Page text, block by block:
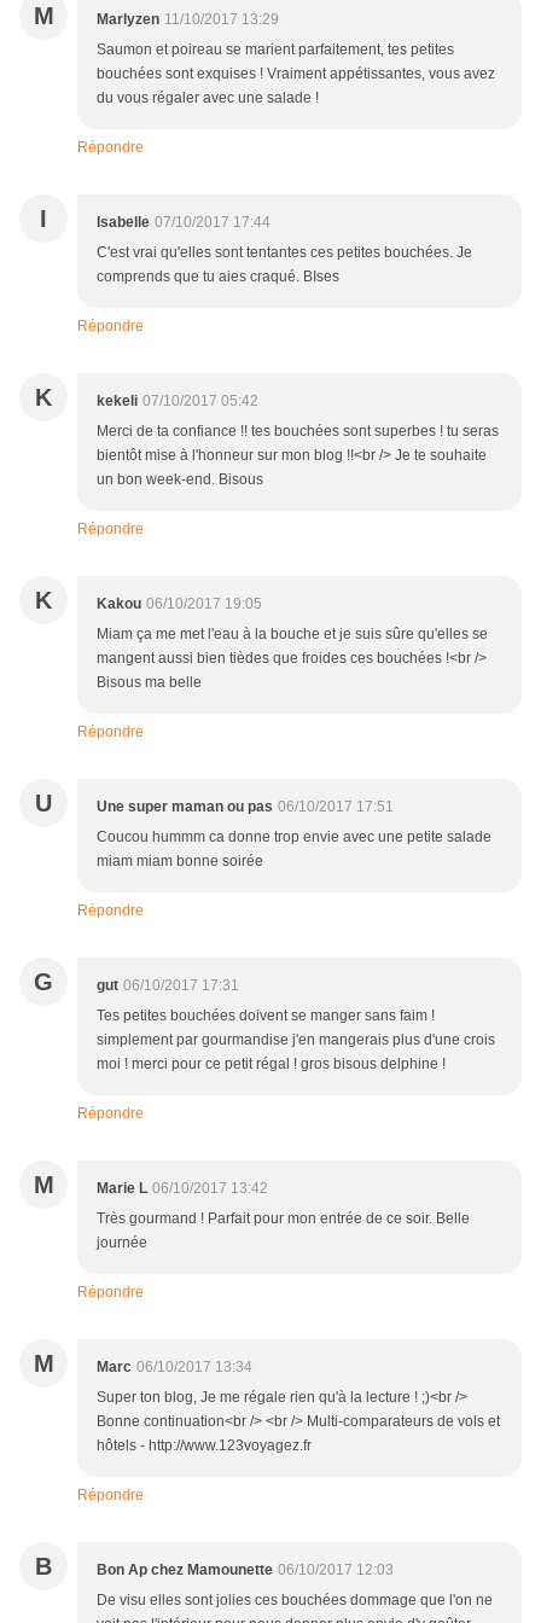
M Marlyzen 11/10/2017 13:29
Saumon et poireau se marient parfaitement, tes petites
bouchées sont exquises ! Vraiment appétissantes, vous avez
du vous régaler avec une salade !
Répondre
I Isabelle 07/10/2017 17:44
C'est vrai qu'elles sont tentantes ces petites bouchées. Je
comprends que tu aies craqué. BIses
Répondre
K kekeli 07/10/2017 05:42
Merci de ta confiance !! tes bouchées sont superbes ! tu seras
bientôt mise à l'honneur sur mon blog !!<br /> Je te souhaite
un bon week-end. Bisous
Répondre
K Kakou 06/10/2017 19:05
Miam ça me met l'eau à la bouche et je suis sûre qu'elles se
mangent aussi bien tièdes que froides ces bouchées !<br />
Bisous ma belle
Répondre
U Une super maman ou pas 06/10/2017 17:51
Coucou hummm ca donne trop envie avec une petite salade
miam miam bonne soirée
Répondre
G gut 06/10/2017 17:31
Tes petites bouchées doivent se manger sans faim !
simplement par gourmandise j'en mangerais plus d'une crois
moi ! merci pour ce petit régal ! gros bisous delphine !
Répondre
M Marie L 06/10/2017 13:42
Très gourmand ! Parfait pour mon entrée de ce soir. Belle
journée
Répondre
M Marc 06/10/2017 13:34
Super ton blog, Je me régale rien qu'à la lecture ! ;)<br />
Bonne continuation<br /> <br /> Multi-comparateurs de vols et
hôtels - http://www.123voyagez.fr
Répondre
B Bon Ap chez Mamounette 06/10/2017 12:03
De visu elles sont jolies ces bouchées dommage que l'on ne